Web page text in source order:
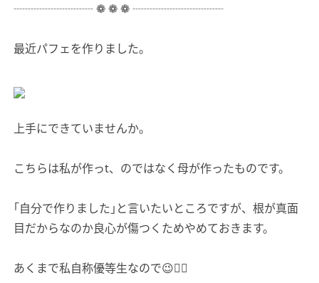
┈┈┈┈┈┈┈ ❁ ❁ ❁ ┈┈┈┈┈┈┈┈
最近パフェを作りました。
上手にできていませんか。
こちらは私が作っt、のではなく母が作ったものです。
｢自分で作りました｣と言いたいところですが、根が真面
目だからなのか良心が傷つくためやめておきます。
あくまで私自称優等生なので😉👍🏻